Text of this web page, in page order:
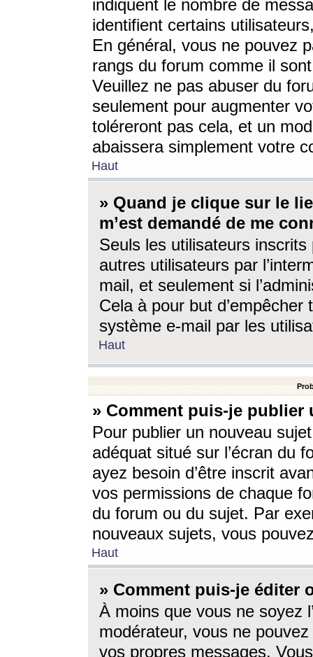
indiquent le nombre de
identifient certains
En général, vous ne pouvez
rangs du forum comme il
Veuillez ne pas abuser du
seulement pour augmenter
toléreront pas cela, et un
abaissera simplement votre
Haut
» Quand je clique sur le
m’est demandé de me
Seuls les utilisateurs
autres utilisateurs par
mail, et seulement si
Cela à pour but
système e-mail par les
Haut
» Comment puis-je
Pour publier un nouveau
adéquat situé sur l’écran du
ayez besoin d’être inscrit
vos permissions de chaque
du forum ou du sujet. Par
nouveaux sujets, vous
Haut
» Comment puis-je éditer
À moins que vous ne soyez
modérateur, vous ne
vos propres messages.